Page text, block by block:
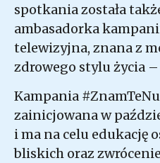
spotkania została
ambasadorka
telewizyjna, znana z
zdrowego stylu życia
Kampania
zainicjowana w
i ma na celu edukację
bliskich oraz